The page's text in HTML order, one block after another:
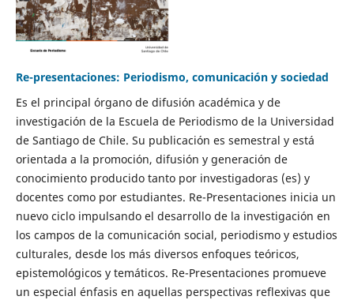
Re-presentaciones: Periodismo, comunicación y sociedad
Es el principal órgano de difusión académica y de
investigación de la Escuela de Periodismo de la Universidad
de Santiago de Chile. Su publicación es semestral y está
orientada a la promoción, difusión y generación de
conocimiento producido tanto por investigadoras (es) y
docentes como por estudiantes. Re-Presentaciones inicia un
nuevo ciclo impulsando el desarrollo de la investigación en
los campos de la comunicación social, periodismo y estudios
culturales, desde los más diversos enfoques teóricos,
epistemológicos y temáticos. Re-Presentaciones promueve
un especial énfasis en aquellas perspectivas reflexivas que